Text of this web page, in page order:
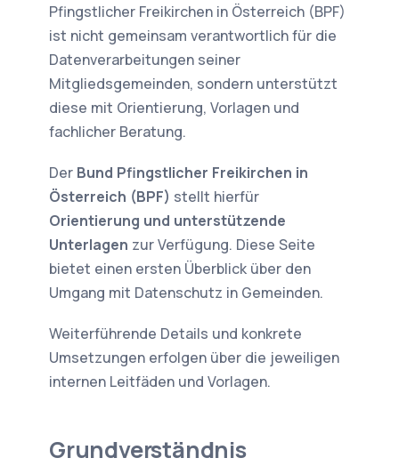
Pfingstlicher Freikirchen in Österreich (BPF)
ist nicht gemeinsam verantwortlich für die
Datenverarbeitungen seiner
Mitgliedsgemeinden, sondern unterstützt
diese mit Orientierung, Vorlagen und
fachlicher Beratung.
Der Bund Pfingstlicher Freikirchen in
Österreich (BPF) stellt hierfür
Orientierung und unterstützende
Unterlagen zur Verfügung. Diese Seite
bietet einen ersten Überblick über den
Umgang mit Datenschutz in Gemeinden.
Weiterführende Details und konkrete
Umsetzungen erfolgen über die jeweiligen
internen Leitfäden und Vorlagen.
Grundverständnis